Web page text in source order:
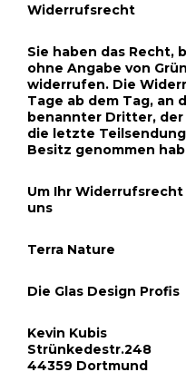
Widerrufsrecht
Sie haben das Recht,
ohne Angabe von
widerrufen. Die
Tage ab dem Tag, an
benannter Dritter,
die letzte
Besitz genommen
Um Ihr
uns
Terra Nature
Die Glas Design Profis
Kevin Kubis
Strünkedestr.248
44359 Dortmund